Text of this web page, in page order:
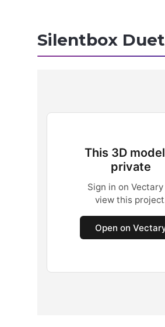
Silentbox Duet